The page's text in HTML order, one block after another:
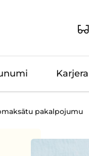
Karjera
pakalpojumu